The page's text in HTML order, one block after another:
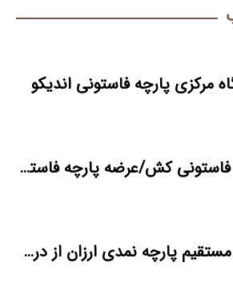
مرکزی پارچه فاستونی اندیکو
پارچه فاستونی کش/عرضه پارچه فاستونی کش بصورت مستقیم
عرضه مستقیم پارچه نمدی ارزان از درب کارخانه